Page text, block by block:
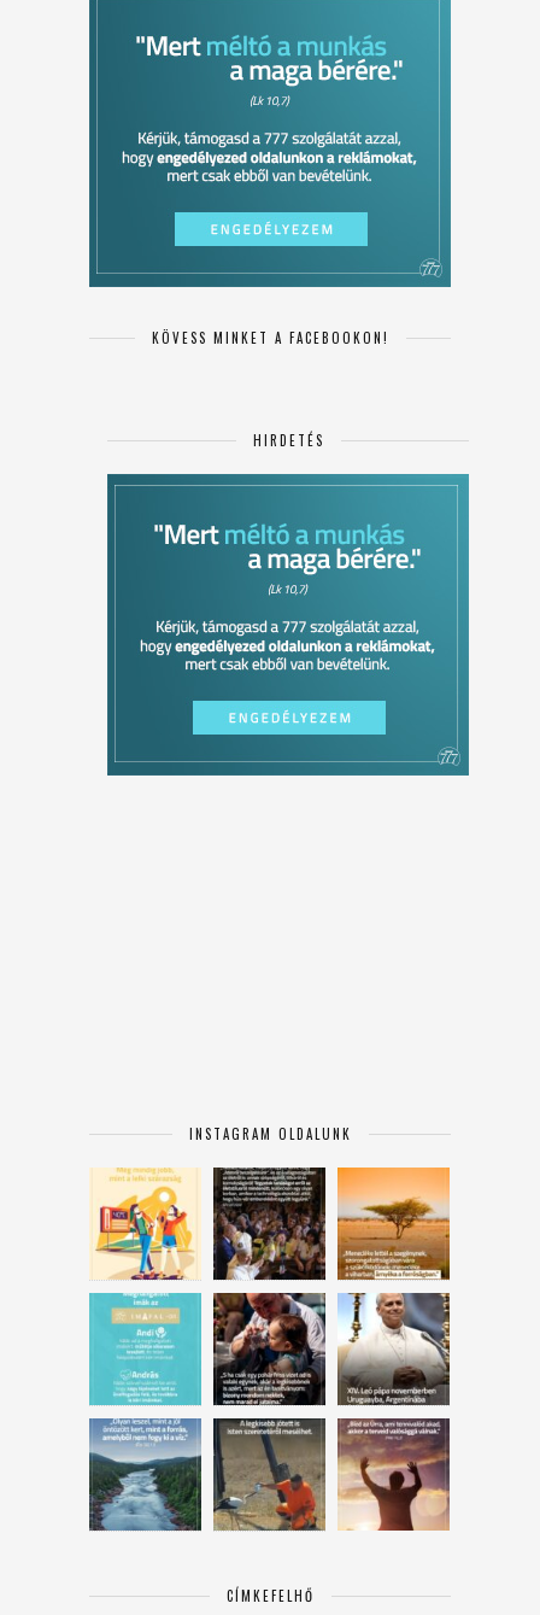
KÖVESS MINKET A FACEBOOKON!
HIRDETÉS
INSTAGRAM OLDALUNK
CÍMKEFELHŐ